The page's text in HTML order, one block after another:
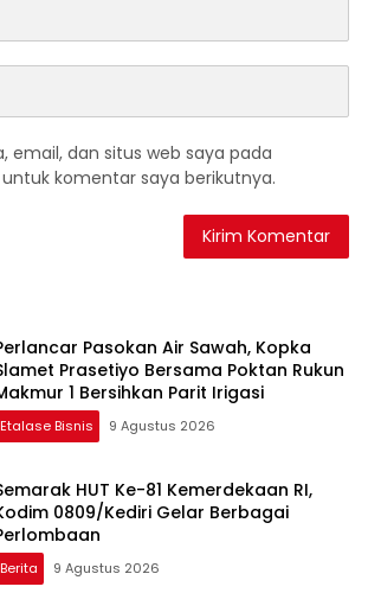
email, dan situs web saya pada
komentar saya berikutnya.
Pasokan Air Sawah, Kopka
Prasetiyo Bersama Poktan Rukun
1 Bersihkan Parit Irigasi
Etalase Bisnis 9 Agustus 2026
HUT Ke-81 Kemerdekaan RI,
0809/Kediri Gelar Berbagai
Berita 9 Agustus 2026